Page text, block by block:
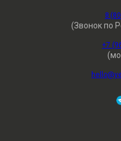
8
(Звонок по
+7